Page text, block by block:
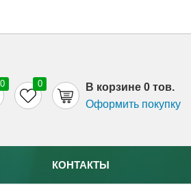
B корзине 0 тов.
Оформить покупку
0
0
КОНТАКТЫ